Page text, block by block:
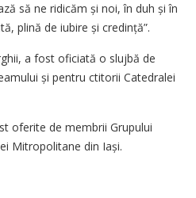
să ne ridicăm și noi, în duh și în
plină de iubire și credință”.
a fost oficiată o slujbă de
și pentru ctitorii Catedralei
oferite de membrii Grupului
Mi­tro­politane din Iași.